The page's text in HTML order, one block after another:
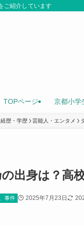
ご紹介しています
TOPページ 京都小学
歴・学歴 芸能人・エンタメ
出身は？高
事件 2025年7月23日